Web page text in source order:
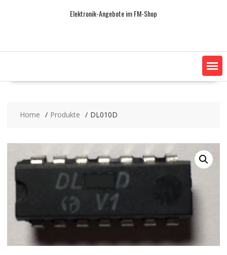
Elektronik-Angebote im FM-Shop
Home Produkte DL010D